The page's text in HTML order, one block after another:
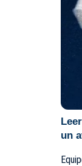
un